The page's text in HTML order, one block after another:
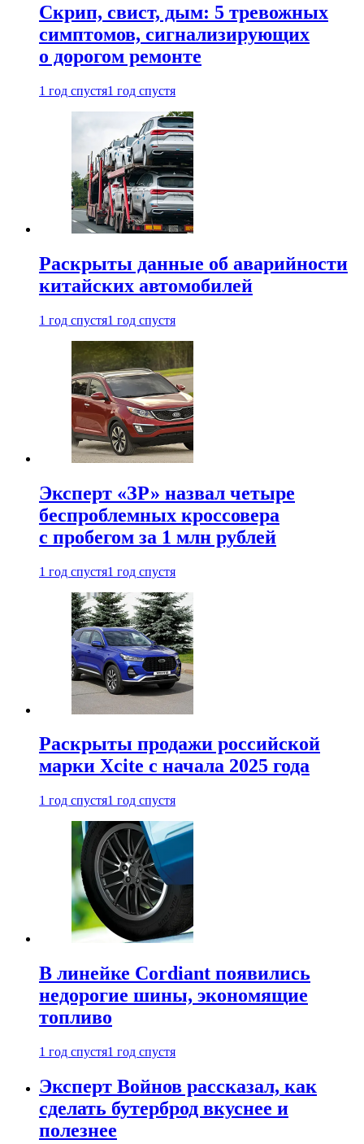
Скрип, свист, дым: 5 тревожных
симптомов, сигнализирующих
о дорогом ремонте
1 год спустя1 год спустя
Раскрыты данные об аварийности
китайских автомобилей
1 год спустя1 год спустя
Эксперт «ЗР» назвал четыре
беспроблемных кроссовера
с пробегом за 1 млн рублей
1 год спустя1 год спустя
Раскрыты продажи российской
марки Xcite с начала 2025 года
1 год спустя1 год спустя
В линейке Cordiant появились
недорогие шины, экономящие
топливо
1 год спустя1 год спустя
Эксперт Войнов рассказал, как
сделать бутерброд вкуснее и
полезнее